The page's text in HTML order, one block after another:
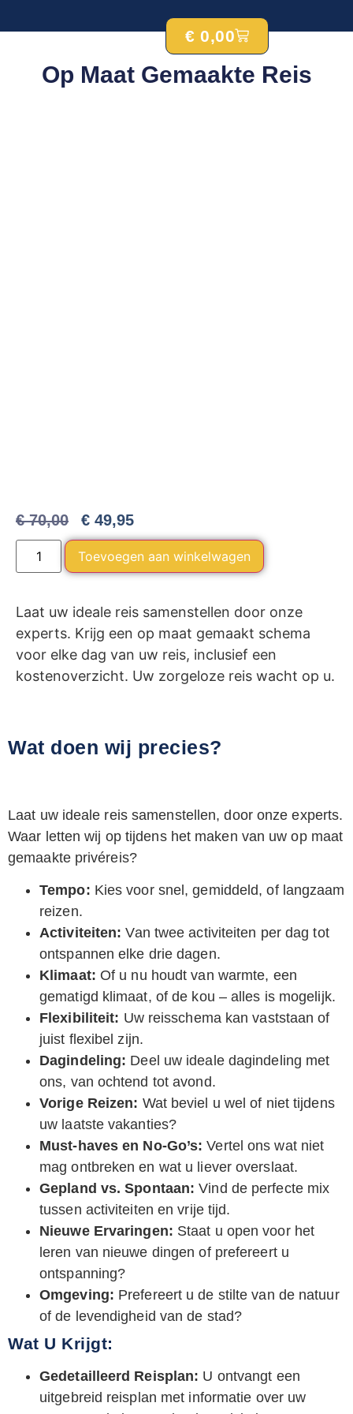
€ 0,00
Op Maat Gemaakte Reis
€70,00 € 49,95
Toevoegen aan winkelwagen
Laat uw ideale reis samenstellen door onze
experts. Krijg een op maat gemaakt schema
voor elke dag van uw reis, inclusief een
kostenoverzicht. Uw zorgeloze reis wacht op u.
Wat doen wij precies?
Laat uw ideale reis samenstellen, door onze experts.
Waar letten wij op tijdens het maken van uw op maat
gemaakte privéreis?
Tempo: Kies voor snel, gemiddeld, of langzaam
reizen.
Activiteiten: Van twee activiteiten per dag tot
ontspannen elke drie dagen.
Klimaat: Of u nu houdt van warmte, een
gematigd klimaat, of de kou – alles is mogelijk.
Flexibiliteit: Uw reisschema kan vaststaan of
juist flexibel zijn.
Dagindeling: Deel uw ideale dagindeling met
ons, van ochtend tot avond.
Vorige Reizen: Wat beviel u wel of niet tijdens
uw laatste vakanties?
Must-haves en No-Go’s: Vertel ons wat niet
mag ontbreken en wat u liever overslaat.
Gepland vs. Spontaan: Vind de perfecte mix
tussen activiteiten en vrije tijd.
Nieuwe Ervaringen: Staat u open voor het
leren van nieuwe dingen of prefereert u
ontspanning?
Omgeving: Prefereert u de stilte van de natuur
of de levendigheid van de stad?
Wat U Krijgt:
Gedetailleerd Reisplan: U ontvangt een
uitgebreid reisplan met informatie over uw